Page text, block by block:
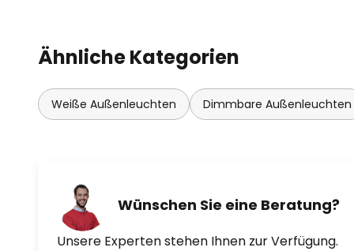
Ähnliche Kategorien
Weiße Außenleuchten Dimmbare Außenleuchten
Wünschen Sie eine Beratung?
Unsere Experten stehen Ihnen zur Verfügung.